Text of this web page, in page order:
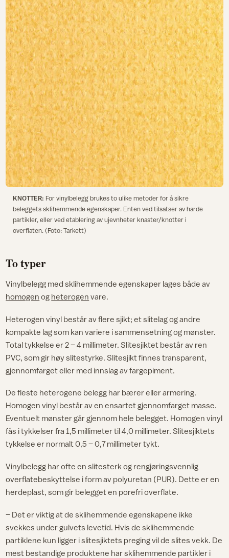
KNOTTER: For vinylbelegg brukes to ulike metoder for å sikre
beleggets sklihemmende egenskaper. Enten ved tilsatser av harde
partikler, eller ved etablering av ujevnheter knaster/knotter i
overflaten. (Foto: Tarkett)
To typer
Vinylbelegg med sklihemmende egenskaper lages både av
homogen og heterogen vare.
Heterogen vinyl består av flere sjikt; et slitelag og andre
kompakte lag som kan variere i sammensetning og mønster.
Total tykkelse er 2 – 4 millimeter. Slitesjiktet består av ren
PVC, som gir høy slitestyrke. Slitesjikt finnes transparent,
gjennomfarget eller med innslag av fargepiment.
De fleste heterogene belegg har bærer eller armering.
Homogen vinyl består av en ensartet gjennomfarget masse.
Eventuelt mønster går gjennom hele belegget. Homogen vinyl
fås i tykkelser fra 1,5 millimeter til 4,0 millimeter. Slitesjiktets
tykkelse er normalt 0,5 – 0,7 millimeter tykt.
Vinylbelegg har ofte en slitesterk og rengjøringsvennlig
overflatebeskyttelse i form av polyuretan (PUR). Dette er en
herdeplast, som gir belegget en porefri overflate.
– Det er viktig at de sklihemmende egenskapene ikke
svekkes under gulvets levetid. Hvis de sklihemmende
partiklene kun ligger i slitesjiktets preging vil de slites vekk. De
mest bestandige produktene har sklihemmende partikler i